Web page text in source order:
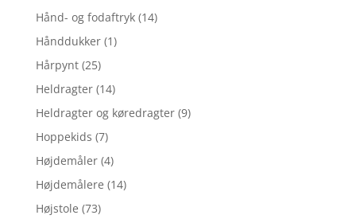
Hånd- og fodaftryk (14)
Hånddukker (1)
Hårpynt (25)
Heldragter (14)
Heldragter og køredragter (9)
Hoppekids (7)
Højdemåler (4)
Højdemålere (14)
Højstole (73)